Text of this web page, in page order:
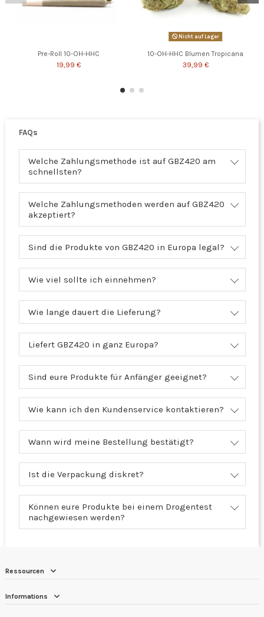
Pre-Roll 10-OH-HHC
19,99 €
Nicht auf Lager
10-OH-HHC Blumen Tropicana
39,99 €
FAQs
Welche Zahlungsmethode ist auf GBZ420 am
schnellsten?
Welche Zahlungsmethoden werden auf GBZ420
akzeptiert?
Sind die Produkte von GBZ420 in Europa legal?
Wie viel sollte ich einnehmen?
Wie lange dauert die Lieferung?
Liefert GBZ420 in ganz Europa?
Sind eure Produkte für Anfänger geeignet?
Wie kann ich den Kundenservice kontaktieren?
Wann wird meine Bestellung bestätigt?
Ist die Verpackung diskret?
Können eure Produkte bei einem Drogentest
nachgewiesen werden?
Ressourcen
Informations